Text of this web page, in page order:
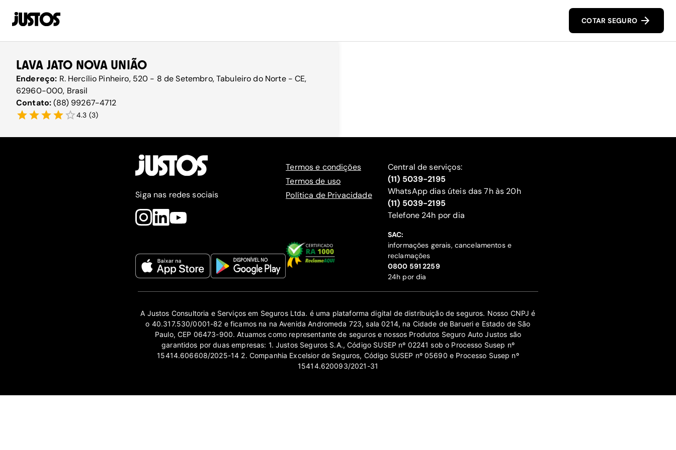
COTAR SEGURO
LAVA JATO NOVA UNIÃO
Endereço: R. Hercílio Pinheiro, 520 - 8 de Setembro, Tabuleiro do Norte - CE,
62960-000, Brasil
Contato:(88) 99267-4712
4.3 (3)
Siga nas redes sociais
Termos e condições
Termos de uso
Política de Privacidade
Central de serviços:
(11) 5039-2195
WhatsApp dias úteis das 7h às 20h
(11) 5039-2195
‍Telefone 24h por dia
SAC:
informações gerais, cancelamentos e
reclamações
‍0800 591 2259
24h por dia
A Justos Consultoria e Serviços em Seguros Ltda. é uma plataforma digital de distribuição de seguros. Nosso CNPJ é
o 40.317.530/0001-82 e ficamos na na Avenida Andromeda 723, sala 0214, na Cidade de Barueri e Estado de São
Paulo, CEP 06473-900. Atuamos como representante de seguros e nossos Produtos Seguro Auto Justos são
garantidos por duas empresas: 1. Justos Seguros S.A., Código SUSEP nº 02241 sob o Processo Susep nº
15414.606608/2025-14 2. Companhia Excelsior de Seguros, Código SUSEP nº 05690 e Processo Susep nº
15414.620093/2021-31